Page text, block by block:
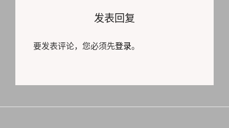
发表回复
要发表评论，您必须先登录。